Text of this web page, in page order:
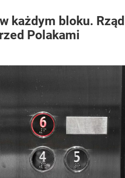
każdym bloku. Rząd
Polakami